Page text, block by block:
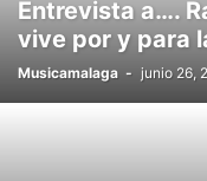
Entrevista a….
vive por y para
Musicamalaga - junio 26,